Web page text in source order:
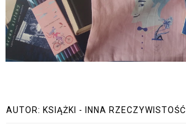
AUTOR: KSIĄŻKI - INNA RZECZYWISTOŚĆ